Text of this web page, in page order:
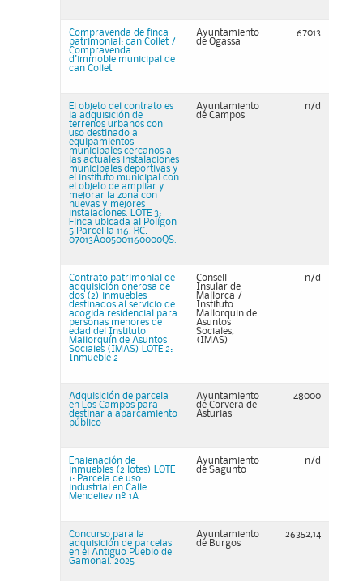
Compravenda de finca
patrimonial: can Collet /
Compravenda
d'immoble municipal de
can Collet
Ayuntamiento
de Ogassa
67013
El objeto del contrato es
la adquisición de
terrenos urbanos con
uso destinado a
equipamientos
municipales cercanos a
las actuales instalaciones
municipales deportivas y
el instituto municipal con
el objeto de ampliar y
mejorar la zona con
nuevas y mejores
instalaciones. LOTE 3:
Finca ubicada al Polígon
5 Parcel·la 116. RC:
07013A005001160000QS.
Ayuntamiento
de Campos
n/d
Contrato patrimonial de
adquisición onerosa de
dos (2) inmuebles
destinados al servicio de
acogida residencial para
personas menores de
edad del Instituto
Mallorquín de Asuntos
Sociales (IMAS) LOTE 2:
Inmueble 2
Consell
Insular de
Mallorca /
Instituto
Mallorquin de
Asuntos
Sociales,
(IMAS)
n/d
Adquisición de parcela
en Los Campos para
destinar a aparcamiento
público
Ayuntamiento
de Corvera de
Asturias
48000
Enajenación de
inmuebles (2 lotes) LOTE
1: Parcela de uso
industrial en Calle
Mendeliev nº 1A
Ayuntamiento
de Sagunto
n/d
Concurso para la
adquisición de parcelas
en el Antiguo Pueblo de
Gamonal. 2025
Ayuntamiento
de Burgos
26352,14